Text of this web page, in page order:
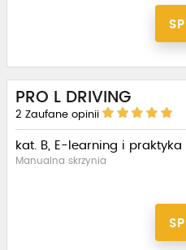
PRO L DRIVING
2 Zaufane opinii
kat. B, E-learning i praktyka
Manualna skrzynia